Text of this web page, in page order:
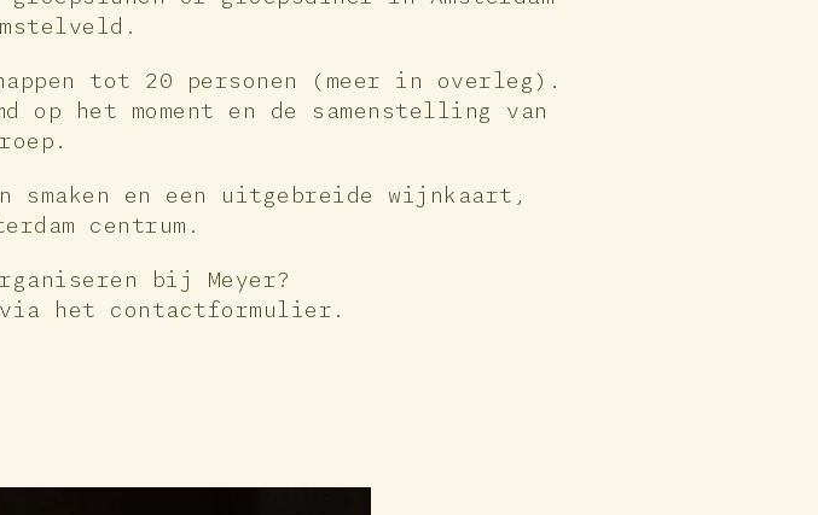
tot 20 personen (meer in overleg).
op het moment en de samenstelling van
smaken en een uitgebreide wijnkaart,
centrum.
bij Meyer?
via het contactformulier.